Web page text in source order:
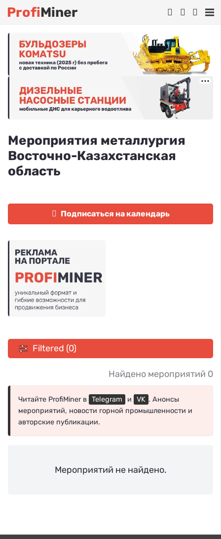
ProfiMiner
Мероприятия металлургия
Восточно-Казахстанская
область
Подписаться на календарь
Filtered (0)
Найдено мероприятий 0
Читайте ProfiMiner в Telegram и VK . Анонсы
мероприятий, новости горной промышленности и
авторские публикации.
Мероприятий не найдено.